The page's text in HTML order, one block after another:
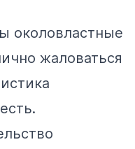
околовластные
жаловаться